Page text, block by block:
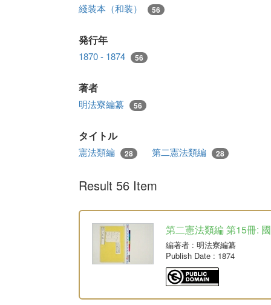
綫装本（和装） 56
発行年
1870 - 1874 56
著者
明法寮編纂 56
タイトル
憲法類編 28 第二憲法類編 28
Result 56 Item
第二憲法類編 第15冊:
編著者 : 明法寮編纂
Publish Date : 1874